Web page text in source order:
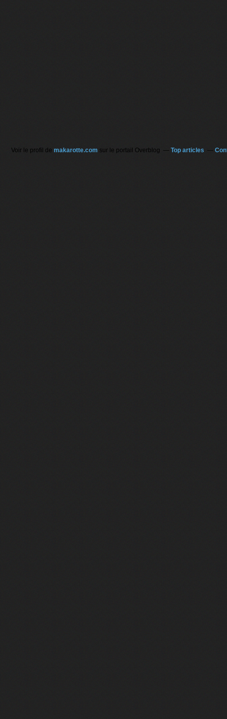
Voir le profil de makarotte.com sur le portail Overblog Top articles